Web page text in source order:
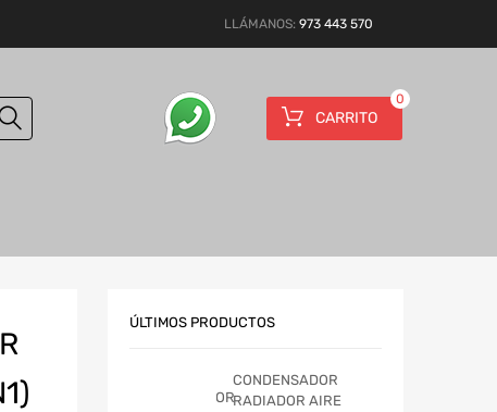
LLÁMANOS: 973 443 570
CARRITO
0
ÚLTIMOS PRODUCTOS
CONDENSADOR
RADIADOR AIRE